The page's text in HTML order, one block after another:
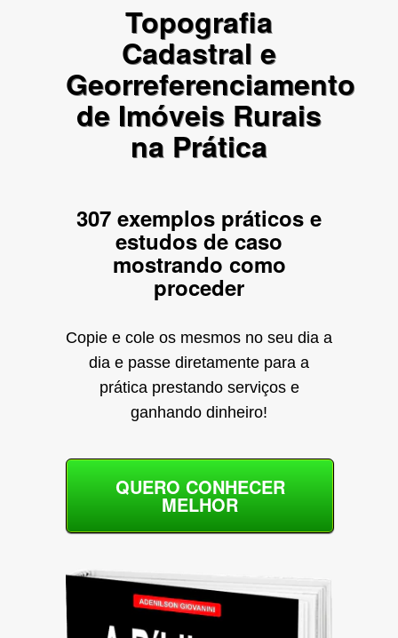
Topografia
Cadastral e
Georreferenciamento
de Imóveis Rurais
na Prática
307 exemplos práticos e
estudos de caso
mostrando como
proceder
Copie e cole os mesmos no seu dia a
dia e passe diretamente para a
prática prestando serviços e
ganhando dinheiro!
QUERO CONHECER
MELHOR